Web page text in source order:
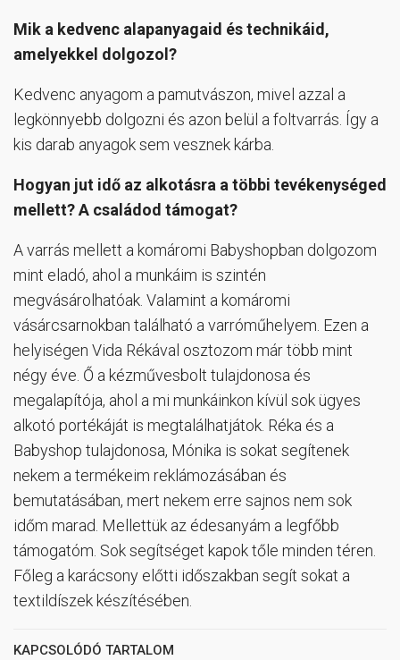
Mik a kedvenc alapanyagaid és technikáid,
amelyekkel dolgozol?
Kedvenc anyagom a pamutvászon, mivel azzal a
legkönnyebb dolgozni és azon belül a foltvarrás. Így a
kis darab anyagok sem vesznek kárba.
Hogyan jut idő az alkotásra a többi tevékenységed
mellett? A családod támogat?
A varrás mellett a komáromi Babyshopban dolgozom
mint eladó, ahol a munkáim is szintén
megvásárolhatóak. Valamint a komáromi
vásárcsarnokban található a varróműhelyem. Ezen a
helyiségen Vida Rékával osztozom már több mint
négy éve. Ő a kézművesbolt tulajdonosa és
megalapítója, ahol a mi munkáinkon kívül sok ügyes
alkotó portékáját is megtalálhatjátok. Réka és a
Babyshop tulajdonosa, Mónika is sokat segítenek
nekem a termékeim reklámozásában és
bemutatásában, mert nekem erre sajnos nem sok
időm marad. Mellettük az édesanyám a legfőbb
támogatóm. Sok segítséget kapok tőle minden téren.
Főleg a karácsony előtti időszakban segít sokat a
textildíszek készítésében.
KAPCSOLÓDÓ TARTALOM